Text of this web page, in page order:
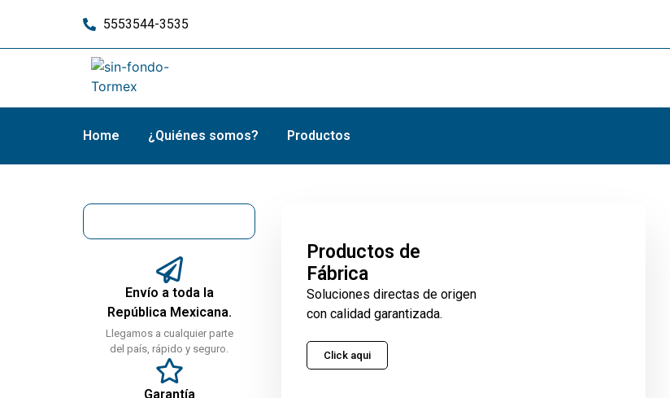
5553544-3535
Home ¿Quiénes somos? Productos
Envío a toda la
República Mexicana.
Llegamos a cualquier parte
del país, rápido y seguro.
Garantía
Productos de
Fábrica
Soluciones directas de origen
con calidad garantizada.
Click aqui